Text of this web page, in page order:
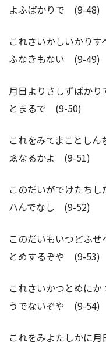
よふばかりで (9-48)
これさいかしいかり
ふなきもない (9-49)
月日よりさしずばか
とまるで (9-50)
これをみてまことし
ゑなるかよ (9-51)
このだいがでけたち
ハんでなし (9-52)
このだいもいつどふ
とめするぞや (9-53)
これさいかつとめに
うでないぞや (9-54)
これをみよたしかに